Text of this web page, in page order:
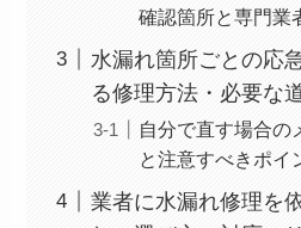
確認箇所と専門業
水漏れ箇所ごとの応
る修理方法・必要な
自分で直す場合の
と注意すべきポイ
業者に水漏れ修理を